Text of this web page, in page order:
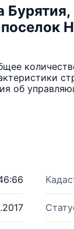
об